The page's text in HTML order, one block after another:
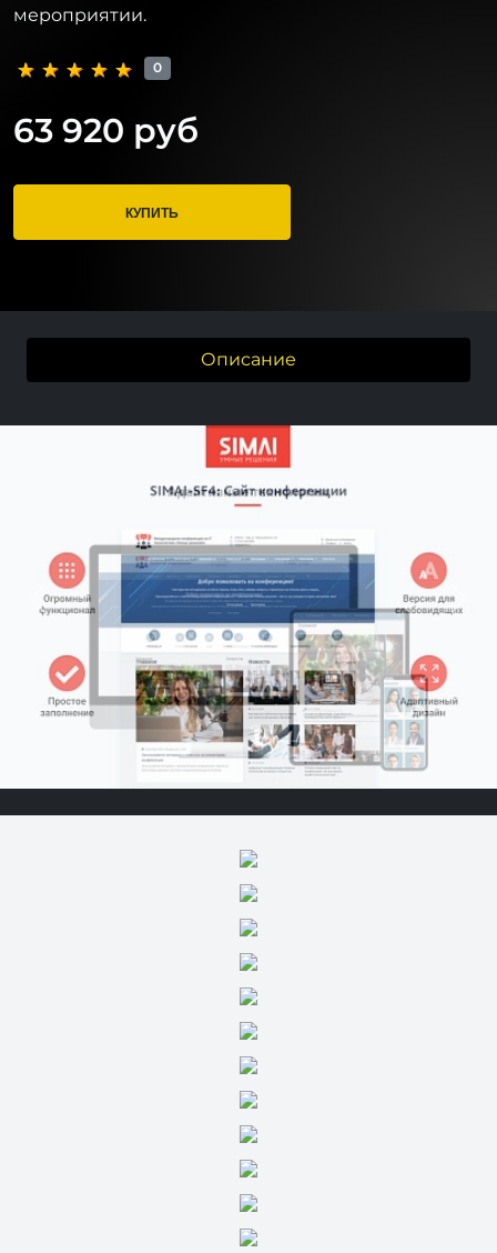
мероприятии.
0
63 920 руб
КУПИТЬ
Описание
Previous Next